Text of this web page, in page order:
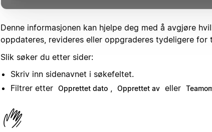
Denne informasjonen kan hjelpe deg med å avgjøre
oppdateres, revideres eller oppgraderes tydeligere for
Slik søker du etter sider:
Skriv inn sidenavnet i søkefeltet.
Filtrer etter Opprettet dato , Opprettet av eller